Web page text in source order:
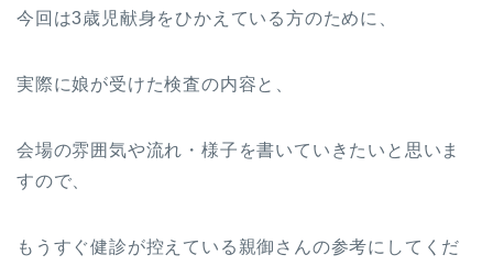
今回は3歳児献身をひかえている方のために、
実際に娘が受けた検査の内容と、
会場の雰囲気や流れ・様子を書いていきたいと思いま
すので、
もうすぐ健診が控えている親御さんの参考にしてくだ